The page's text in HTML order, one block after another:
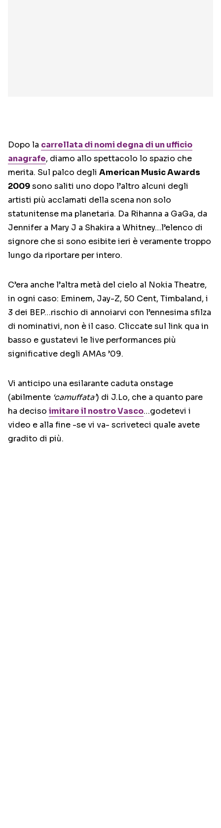
Dopo la carrellata di nomi degna di un ufficio
anagrafe, diamo allo spettacolo lo spazio che
merita. Sul palco degli American Music Awards
2009sono saliti uno dopo l’altro alcuni degli
artisti più acclamati della scena non solo
statunitense ma planetaria. Da Rihanna a GaGa, da
Jennifer a Mary J a Shakira a Whitney…l’elenco di
signore che si sono esibite ieri è veramente troppo
lungo da riportare per intero.
C’era anche l’altra metà del cielo al Nokia Theatre,
in ogni caso: Eminem, Jay-Z, 50 Cent, Timbaland, i
3 dei BEP…rischio di annoiarvi con l’ennesima sfilza
di nominativi, non è il caso. Cliccate sul link qua in
basso e gustatevi le live performances più
significative degli AMAs ’09.
Vi anticipo una esilarante caduta onstage
(abilmente ‘camuffata’) di J.Lo, che a quanto pare
ha deciso imitare il nostro Vasco…godetevi i
video e alla fine -se vi va- scriveteci quale avete
gradito di più.